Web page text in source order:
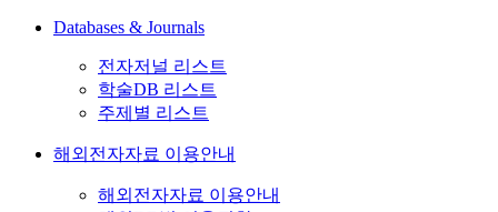
Databases & Journals
전자저널 리스트
학술DB 리스트
주제별 리스트
해외전자자료 이용안내
해외전자자료 이용안내